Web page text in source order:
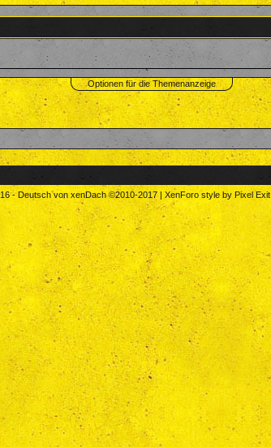
Optionen für die Themenanzeige
-Deutsch von xenDach©2010-2017 | XenForo style by Pixel Exit